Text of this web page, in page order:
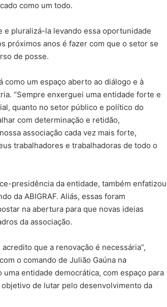
como um todo.
e pluralizá-la levando essa oportunidade
próximos anos é fazer com que o setor se
de posse.
como um espaço aberto ao diálogo e à
“Sempre enxerguei uma entidade forte e
quanto no setor público e político do
com determinação e retidão,
associação cada vez mais forte,
trabalhadores e trabalhadoras de todo o
presidência da entidade, também enfatizou
da ABIGRAF. Aliás, essas foram
na abertura para que novas ideias
da associação.
que a renovação é necessária”,
o comando de Julião Gaúna na
entidade democrática, com espaço para
de lutar pelo desenvolvimento da